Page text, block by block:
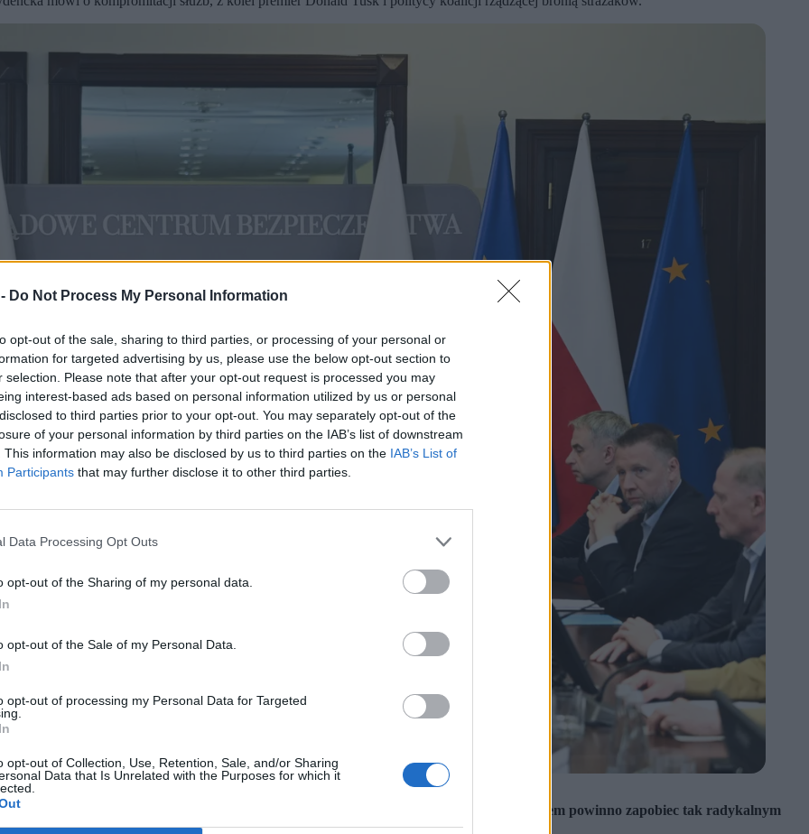
Do Not Process My Personal Information
opt-out of the sale, sharing to third parties, or processing of your personal or
for targeted advertising by us, please use the below opt-out section to
selection. Please note that after your opt-out request is processed you may
interest-based ads based on personal information utilized by us or personal
to third parties prior to your opt-out. You may separately opt-out of the
of your personal information by third parties on the IAB’s list of downstream
This information may also be disclosed by us to third parties on the IAB’s List of
Participants that may further disclose it to other third parties.
Data Processing Opt Outs
opt-out of the Sharing of my personal data.
opt-out of the Sale of my Personal Data.
opt-out of processing my Personal Data for Targeted
opt-out of Collection, Use, Retention, Sale, and/or Sharing
Data that Is Unrelated with the Purposes for which it
w Warszawie. 24 maja 2026 r. (fot. Radek Pietruszka / PAP)
której siłą weszły służby, figuruje w oficjalnym oświadczeniu majątkowym, co ich zdaniem powinno zapobiec tak radykalnym